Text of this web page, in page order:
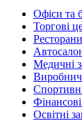
Офіси та
Торгові
Медичні
Освітні